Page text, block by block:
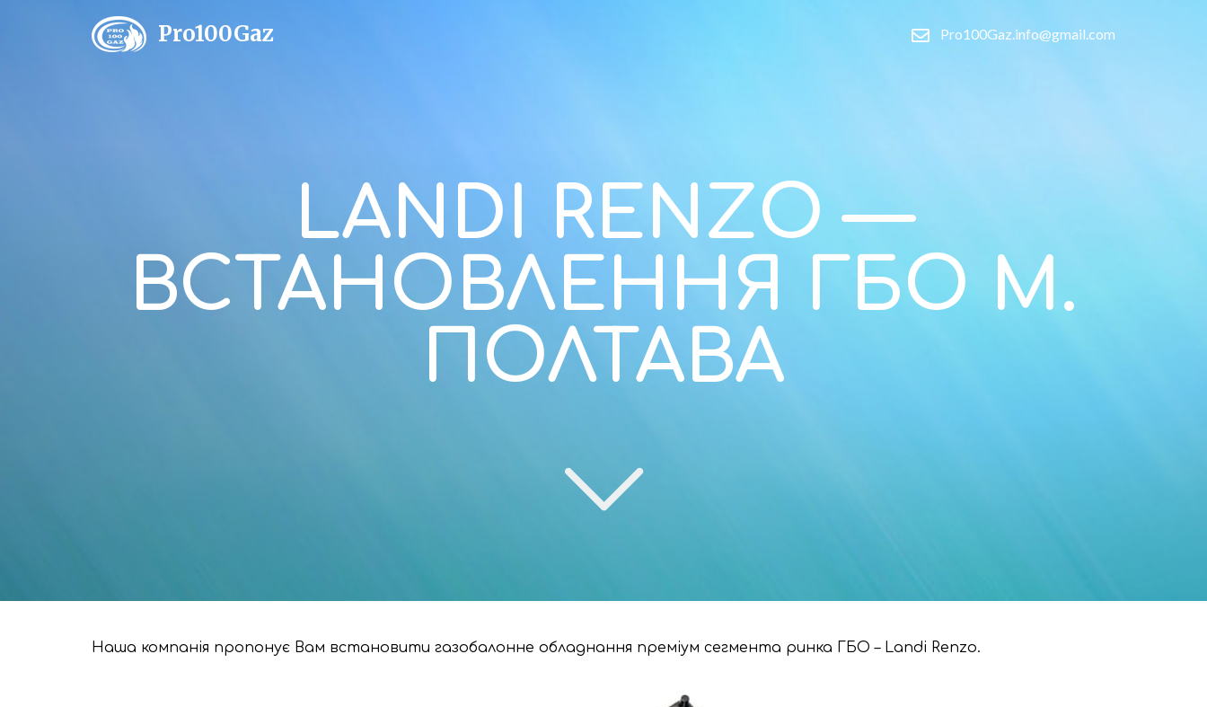
Pro100Gaz Pro100Gaz.info@gmail.com
LANDI RENZO —
ВСТАНОВЛЕННЯ ГБО М.
ПОЛТАВА
Наша компанія пропонує Вам встановити газобалонне обладнання преміум сегмента ринка ГБО – Landi Renzo.